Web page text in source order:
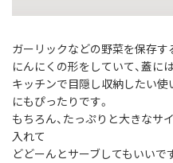
ガーリックなどの野菜を保存す
にんにくの形をしていて、蓋に
キッチンで目隠し収納したい
にもぴったりです。
もちろん、たっぷりと大きなサ
入れて
どどーんとサーブしてもいいで